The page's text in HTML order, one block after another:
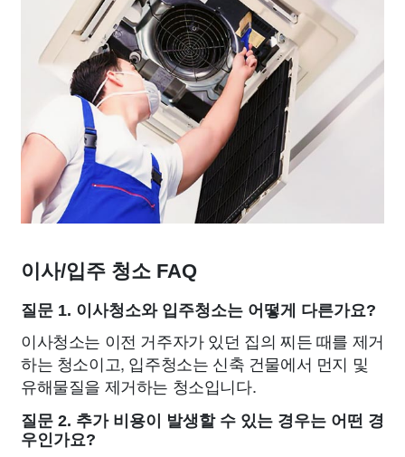
이사/입주 청소 FAQ
질문 1. 이사청소와 입주청소는 어떻게 다른가요?
이사청소는 이전 거주자가 있던 집의 찌든 때를 제거
하는 청소이고, 입주청소는 신축 건물에서 먼지 및
유해물질을 제거하는 청소입니다.
질문 2. 추가 비용이 발생할 수 있는 경우는 어떤 경
우인가요?